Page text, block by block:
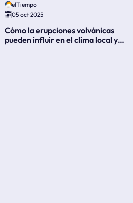
elTiempo
05 oct 2025
Cómo la erupciones volvánicas
pueden influir en el clima local y